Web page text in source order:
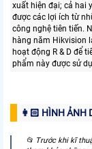
xuất hiện đại; cả hai
được các lợi ích từ
công nghệ tiên tiến.
hàng năm Hikvision
hoạt động R & D để
phẩm này được sử
👩🏻 HÌNH ẢNH
📂 Trước khi kĩ